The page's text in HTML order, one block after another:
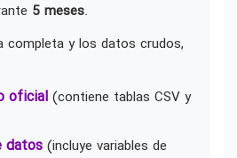
5 meses.
completa y los datos crudos,
oficial (contiene tablas CSV y
datos (incluye variables de